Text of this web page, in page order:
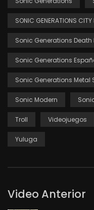
SONIC GENERATIONS CITY
Sonic Generations Death
Sonic Generations
Sonic Generations Metal
Sonic Modern
Troll Videojuegos
Yuluga
Video Anterior